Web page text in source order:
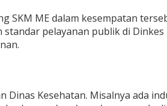
SKM ME dalam kesempatan
pelayanan publik di
Dinas Kesehatan. Misalnya ada